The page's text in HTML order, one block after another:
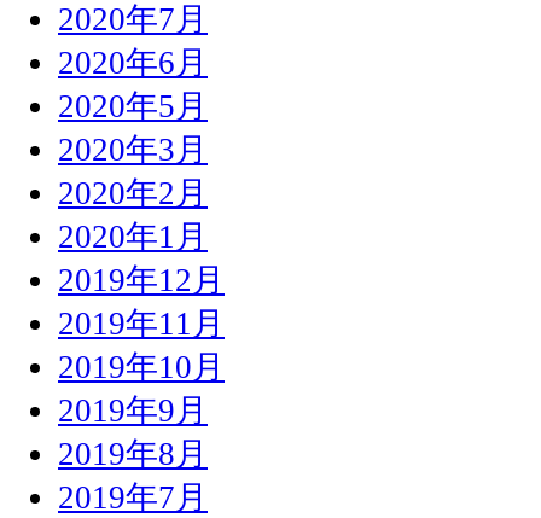
2020年7月
2020年6月
2020年5月
2020年3月
2020年2月
2020年1月
2019年12月
2019年11月
2019年10月
2019年9月
2019年8月
2019年7月